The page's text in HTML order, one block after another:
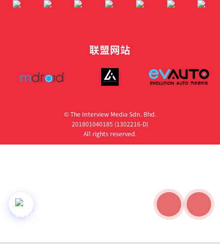
联盟网站
© The Interview Media Sdn. Bhd.
201801040185 (1302216­-D)
All rights reserved.